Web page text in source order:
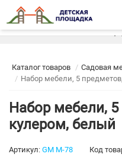
Москва
+7
Каталог товаров
Садовая
Набор мебели, 5
Набор мебели,
кулером, белый
Артикул: GM M-78 Код